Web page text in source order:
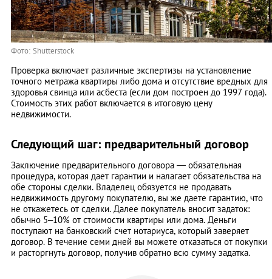
Фото: Shutterstock
Проверка включает различные экспертизы на установление
точного метража квартиры либо дома и отсутствие вредных для
здоровья свинца или асбеста (если дом построен до 1997 года).
Стоимость этих работ включается в итоговую цену
недвижимости.
Следующий шаг: предварительный договор
Заключение предварительного договора — обязательная
процедура, которая дает гарантии и налагает обязательства на
обе стороны сделки. Владелец обязуется не продавать
недвижимость другому покупателю, вы же даете гарантию, что
не откажетесь от сделки. Далее покупатель вносит задаток:
обычно 5–10% от стоимости квартиры или дома. Деньги
поступают на банковский счет нотариуса, который заверяет
договор. В течение семи дней вы можете отказаться от покупки
и расторгнуть договор, получив обратно всю сумму задатка.